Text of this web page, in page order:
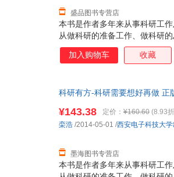
本书是作者多年来从事科研工
从做科研的准备工作、做科研
具四方面，系统地介绍了科研
些独特经验和技巧。通过阅读
级、硕士和博士研究生阅读。
盛品图书专营店
加入购物车 收藏
科研有方-科研需要想好再做 正
本书是作者多年来从事科研工
¥143.38 定价： ¥160.60 (8.93
墨海图书专营店
栾浩 /2014-05-01 /西安电子科技大